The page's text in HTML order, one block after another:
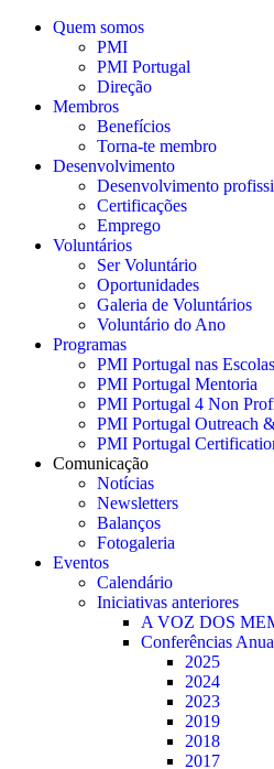
Quem somos
PMI
PMI Portugal
Direção
Membros
Benefícios
Torna-te membro
Desenvolvimento
Desenvolvimento
Certificações
Emprego
Voluntários
Ser Voluntário
Oportunidades
Galeria de Voluntários
Voluntário do Ano
Programas
PMI Portugal nas Escolas
PMI Portugal Mentoria
PMI Portugal 4 Non
PMI Portugal Outreach
PMI Portugal
Comunicação
Notícias
Newsletters
Balanços
Fotogaleria
Eventos
Calendário
Iniciativas anteriores
A VOZ DOS
Conferências
2025
2024
2023
2019
2018
2017